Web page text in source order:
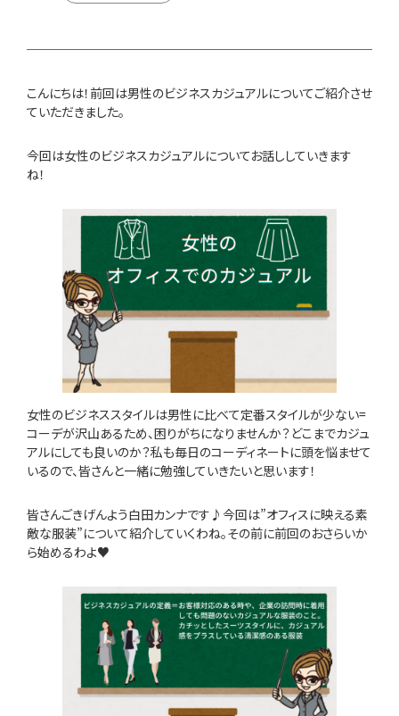
こんにちは！前回は男性のビジネスカジュアルについてご紹介させ
ていただきました。
今回は女性のビジネスカジュアルについてお話ししていきます
ね！
女性のビジネススタイルは男性に比べて定番スタイルが少ない=
コーデが沢山あるため、困りがちになりませんか？どこまでカジュ
アルにしても良いのか？私も毎日のコーディネートに頭を悩ませて
いるので、皆さんと一緒に勉強していきたいと思います！
皆さんごきげんよう白田カンナです♪今回は”オフィスに映える素
敵な服装”について紹介していくわね。その前に前回のおさらいか
ら始めるわよ♥